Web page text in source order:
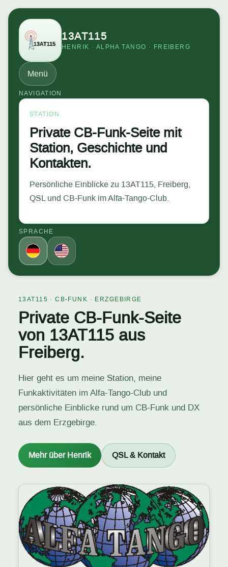
13AT115
HENRIK · ALPHA TANGO · FREIBERG
Menü
NAVIGATION
STATION
Private CB-Funk-Seite mit
Station, Geschichte und
Kontakten.
Persönliche Einblicke zu 13AT115, Freiberg,
QSL und CB-Funk im Alfa-Tango-Club.
SPRACHE
13AT115 · CB-FUNK · ERZGEBIRGE
Private CB-Funk-Seite
von 13AT115 aus
Freiberg.
Hier geht es um meine Station, meine
Funkaktivitäten im Alfa-Tango-Club und
persönliche Einblicke rund um CB-Funk und DX
aus dem Erzgebirge.
Mehr über Henrik QSL & Kontakt